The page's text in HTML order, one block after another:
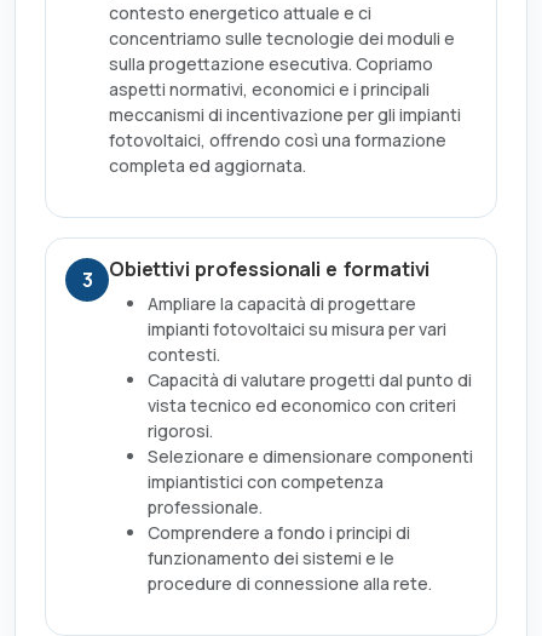
contesto energetico attuale e ci
concentriamo sulle tecnologie dei moduli e
sulla progettazione esecutiva. Copriamo
aspetti normativi, economici e i principali
meccanismi di incentivazione per gli impianti
fotovoltaici, offrendo così una formazione
completa ed aggiornata.
3 Obiettivi professionali e formativi
Ampliare la capacità di progettare
impianti fotovoltaici su misura per vari
contesti.
Capacità di valutare progetti dal punto di
vista tecnico ed economico con criteri
rigorosi.
Selezionare e dimensionare componenti
impiantistici con competenza
professionale.
Comprendere a fondo i principi di
funzionamento dei sistemi e le
procedure di connessione alla rete.